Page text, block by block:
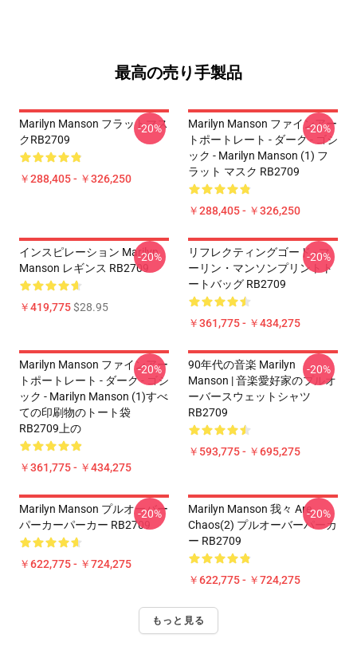
最高の売り手製品
Marilyn Manson フラットマス
クRB2709
￥288,405 - ￥326,250
-20%
Marilyn Manson ファインアー
トポートレート - ダーク - ゴシ
ック - Marilyn Manson (1) フ
ラット マスク RB2709
￥288,405 - ￥326,250
-20%
インスピレーション Marilyn
Manson レギンス RB2709
￥419,775$28.95
-20%
リフレクティングゴード - マ
ーリン・マンソンプリントト
ートバッグ RB2709
￥361,775 - ￥434,275
-20%
Marilyn Manson ファインアー
トポートレート - ダーク - ゴシ
ック - Marilyn Manson (1)すべ
ての印刷物のトート袋
RB2709上の
￥361,775 - ￥434,275
-20%
90年代の音楽 Marilyn
Manson | 音楽愛好家のプルオ
ーバースウェットシャツ
RB2709
￥593,775 - ￥695,275
-20%
Marilyn Manson プルオーバー
パーカーパーカー RB2709
￥622,775 - ￥724,275
-20%
Marilyn Manson 我々 Are
Chaos(2) プルオーバーパーカ
ー RB2709
￥622,775 - ￥724,275
-20%
もっと見る